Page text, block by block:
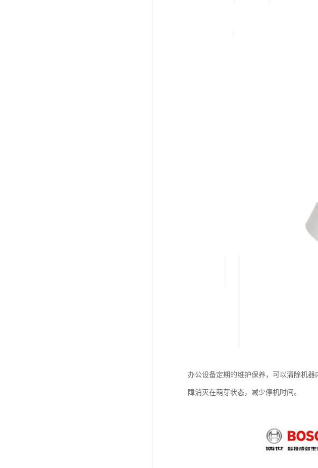
办公设备定期的维护保养，可以清除机
障消灭在萌芽状态，减少停机时间。